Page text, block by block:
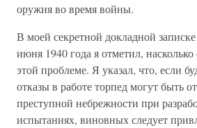
оружия во время войны.
В моей секретной докладной
июня 1940 года я отметил,
этой проблеме. Я указал, что, если
отказы в работе торпед могут быть
преступной небрежности при
испытаниях, виновных следует